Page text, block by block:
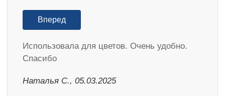
Вперед
Использовала для цветов. Очень удобно.
Спасибо
Наталья С., 05.03.2025